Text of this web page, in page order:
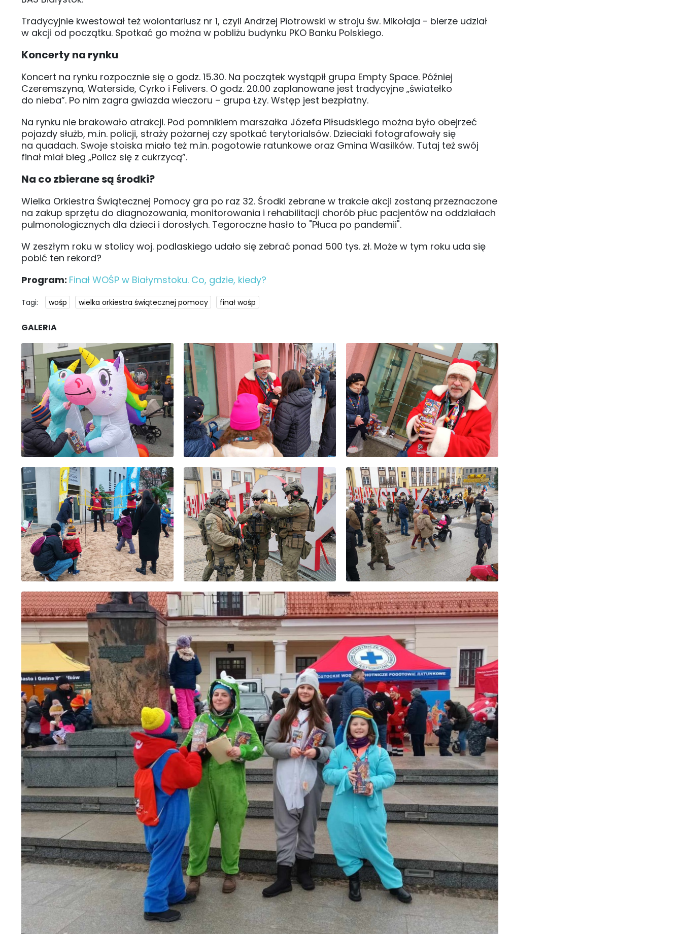
Tradycyjnie kwestował też wolontariusz nr 1, czyli Andrzej Piotrowski w stroju św. Mikołaja - bierze udział
w akcji od początku. Spotkać go można w pobliżu budynku PKO Banku Polskiego.
Koncerty na rynku
Koncert na rynku rozpocznie się o godz. 15.30. Na początek wystąpił grupa Empty Space. Później
Czeremszyna, Waterside, Cyrko i Felivers. O godz. 20.00 zaplanowane jest tradycyjne „światełko
do nieba”. Po nim zagra gwiazda wieczoru – grupa Łzy. Wstęp jest bezpłatny.
Na rynku nie brakowało atrakcji. Pod pomnikiem marszałka Józefa Piłsudskiego można było obejrzeć
pojazdy służb, m.in. policji, straży pożarnej czy spotkać terytorialsów. Dzieciaki fotografowały się
na quadach. Swoje stoiska miało też m.in. pogotowie ratunkowe oraz Gmina Wasilków. Tutaj też swój
finał miał bieg „Policz się z cukrzycą”.
Na co zbierane są środki?
Wielka Orkiestra Świątecznej Pomocy gra po raz 32. Środki zebrane w trakcie akcji zostaną przeznaczone
na zakup sprzętu do diagnozowania, monitorowania i rehabilitacji chorób płuc pacjentów na oddziałach
pulmonologicznych dla dzieci i dorosłych. Tegoroczne hasło to "Płuca po pandemii".
W zeszłym roku w stolicy woj. podlaskiego udało się zebrać ponad 500 tys. zł. Może w tym roku uda się
pobić ten rekord?
Program: Finał WOŚP w Białymstoku. Co, gdzie, kiedy?
Tagi: wośp wielka orkiestra świątecznej pomocy finał wośp
GALERIA